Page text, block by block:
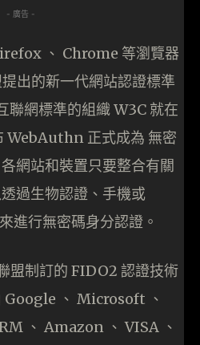
- 廣告 -
、 Chrome 等瀏覽器
出的新一代網站認證標準
網標準的組織 W3C 就在
WebAuthn 正式成為 無密
網站和裝置只要整合有關
過生物認證、手機或
進行無密碼身分認證。
制訂的 FIDO2 認證技術
Google 、 Microsoft 、
、 Amazon 、 VISA 、